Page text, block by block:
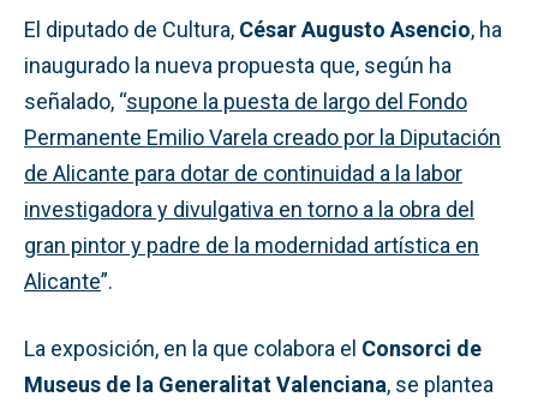
El diputado de Cultura, César Augusto Asencio, ha
inaugurado la nueva propuesta que, según ha
señalado, “supone la puesta de largo del Fondo
Permanente Emilio Varela creado por la Diputación
de Alicante para dotar de continuidad a la labor
investigadora y divulgativa en torno a la obra del
gran pintor y padre de la modernidad artística en
Alicante”.
La exposición, en la que colabora el Consorci de
Museus de la Generalitat Valenciana, se plantea